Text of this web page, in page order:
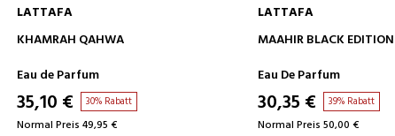
IN DEN WARENKORB
LATTAFA
KHAMRAH QAHWA
Eau de Parfum
35,10 € 30% Rabatt
Normal Preis 49,95 €
IN DEN WARENKORB
LATTAFA
MAAHIR BLACK EDITION
Eau De Parfum
30,35 € 39% Rabatt
Normal Preis 50,00 €